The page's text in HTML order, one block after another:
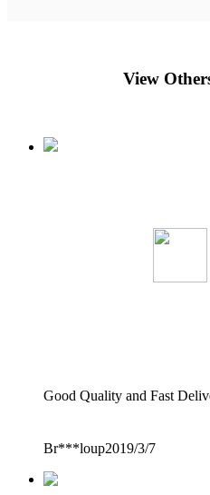
View
Good Quality and Fast
Br***loup2019/3/7